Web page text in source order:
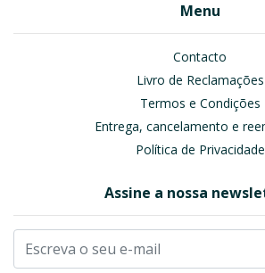
Menu
Contacto
Livro de Reclamações
Termos e Condições
Entrega, cancelamento e
Política de Privacidade
Assine a nossa